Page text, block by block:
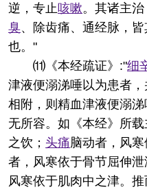
逆，专止咳嗽。其诸主
臭、除齿痛、通经脉，
也。"
⑾《本经疏证》:"细
津液便溺涕唾以为患者
相附，则精血津液便溺
无所容。如《本经》所
之饮； 头痛脑动者，风
者，风寒依于骨节屈伸
风寒依于肌肉中之津。